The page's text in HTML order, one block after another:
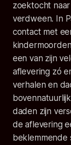
zoektocht
verdween. In
contact met
een van zijn
aflevering zó
verhalen en
daden zijn
de aflevering
beklemmende